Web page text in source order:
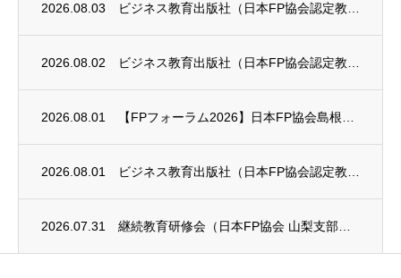
2026.08.03
2026.08.02
2026.08.01
2026.08.01
2026.07.31